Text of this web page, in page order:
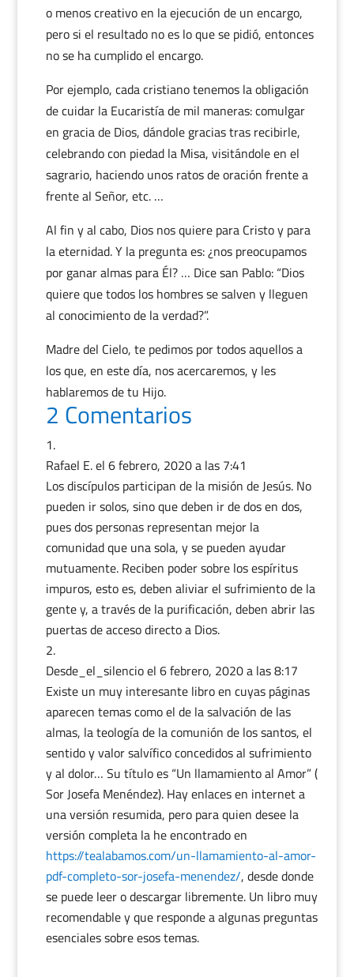
o menos creativo en la ejecución de un encargo,
pero si el resultado no es lo que se pidió, entonces
no se ha cumplido el encargo.
Por ejemplo, cada cristiano tenemos la obligación
de cuidar la Eucaristía de mil maneras: comulgar
en gracia de Dios, dándole gracias tras recibirle,
celebrando con piedad la Misa, visitándole en el
sagrario, haciendo unos ratos de oración frente a
frente al Señor, etc. …
Al fin y al cabo, Dios nos quiere para Cristo y para
la eternidad. Y la pregunta es: ¿nos preocupamos
por ganar almas para Él? … Dice san Pablo: “Dios
quiere que todos los hombres se salven y lleguen
al conocimiento de la verdad?”.
Madre del Cielo, te pedimos por todos aquellos a
los que, en este día, nos acercaremos, y les
hablaremos de tu Hijo.
2 Comentarios
Rafael E.el 6 febrero, 2020 a las 7:41
Los discípulos participan de la misión de Jesús. No
pueden ir solos, sino que deben ir de dos en dos,
pues dos personas representan mejor la
comunidad que una sola, y se pueden ayudar
mutuamente. Reciben poder sobre los espíritus
impuros, esto es, deben aliviar el sufrimiento de la
gente y, a través de la purificación, deben abrir las
puertas de acceso directo a Dios.
Desde_el_silencioel 6 febrero, 2020 a las 8:17
Existe un muy interesante libro en cuyas páginas
aparecen temas como el de la salvación de las
almas, la teología de la comunión de los santos, el
sentido y valor salvífico concedidos al sufrimiento
y al dolor… Su título es “Un llamamiento al Amor” (
Sor Josefa Menéndez). Hay enlaces en internet a
una versión resumida, pero para quien desee la
versión completa la he encontrado en
https://tealabamos.com/un-llamamiento-al-amor-
pdf-completo-sor-josefa-menendez/, desde donde
se puede leer o descargar libremente. Un libro muy
recomendable y que responde a algunas preguntas
esenciales sobre esos temas.